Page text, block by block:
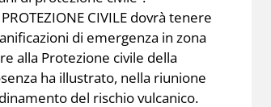
CIVILE dovrà tenere
di emergenza in zona
alla Protezione civile della
ha illustrato, nella riunione
del rischio vulcanico.